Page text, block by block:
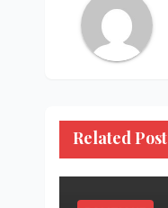
Related Post